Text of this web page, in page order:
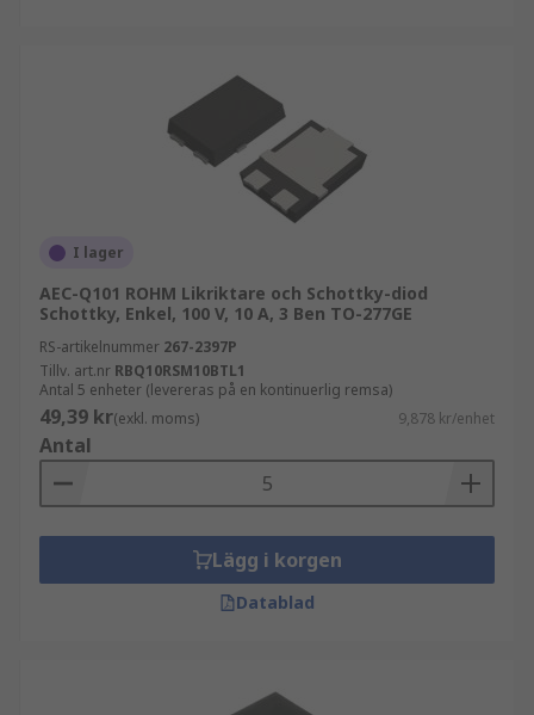
I lager
AEC-Q101 ROHM Likriktare och Schottky-diod
Schottky, Enkel, 100 V, 10 A, 3 Ben TO-277GE
RS-artikelnummer 267-2397P
Tillv. art.nr RBQ10RSM10BTL1
Antal 5 enheter (levereras på en kontinuerlig remsa)
49,39 kr(exkl. moms) 9,878 kr/enhet
Antal
Lägg i korgen
Datablad